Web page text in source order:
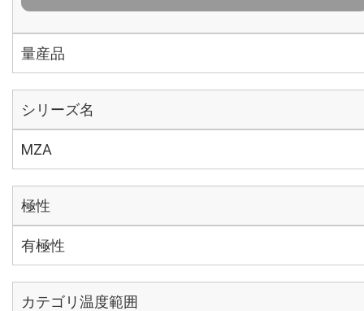
量産品
シリーズ名
MZA
極性
有極性
カテゴリ温度範囲